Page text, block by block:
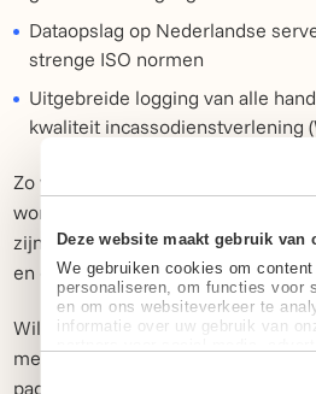
Deze website maakt gebruik van
We gebruiken cookies om
personaliseren, om functies voor
en om ons websiteverkeer te
informatie over uw gebruik van
informatie die u aan ze heeft
Dataopslag op Nederlandse
strenge ISO normen
Uitgebreide logging van alle
kwaliteit incassodienstverlening
Zo weet je dat jouw dossiers niet
worden behandeld, maar ook
zijn. Dat geeft rust richting je
en eventuele toezichthouders.
Wil je meer weten over hoe wij
met welke kwaliteitsnormen we
pagina over